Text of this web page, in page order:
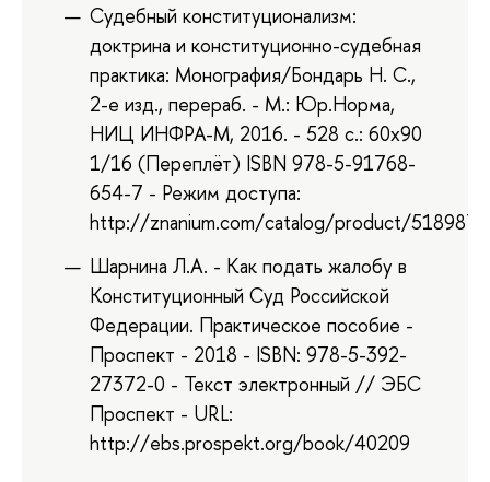
Судебный конституционализм:
доктрина и конституционно-судебная
практика: Монография/Бондарь Н. С.,
2-е изд., перераб. - М.: Юр.Норма,
НИЦ ИНФРА-М, 2016. - 528 с.: 60x90
1/16 (Переплёт) ISBN 978-5-91768-
654-7 - Режим доступа:
http://znanium.com/catalog/product/518987
Шарнина Л.А. - Как подать жалобу в
Конституционный Суд Российской
Федерации. Практическое пособие -
Проспект - 2018 - ISBN: 978-5-392-
27372-0 - Текст электронный // ЭБС
Проспект - URL:
http://ebs.prospekt.org/book/40209